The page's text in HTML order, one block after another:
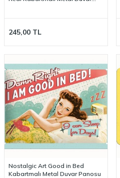
245,00 TL
Nostalgic Art Good in Bed
Kabartmalı Metal Duvar Panosu